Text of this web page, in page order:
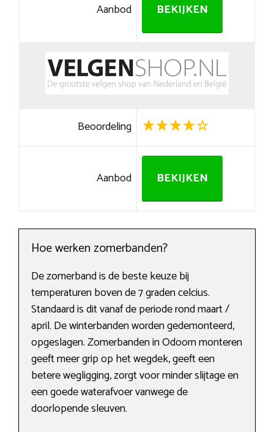
Aanbod BEKIJKEN
Beoordeling
Aanbod BEKIJKEN
Hoe werken zomerbanden?
De zomerband is de beste keuze bij
temperaturen boven de 7 graden celcius.
Standaard is dit vanaf de periode rond maart /
april. De winterbanden worden gedemonteerd,
opgeslagen. Zomerbanden in Odoorn monteren
geeft meer grip op het wegdek, geeft een
betere wegligging, zorgt voor minder slijtage en
een goede waterafvoer vanwege de
doorlopende sleuven.